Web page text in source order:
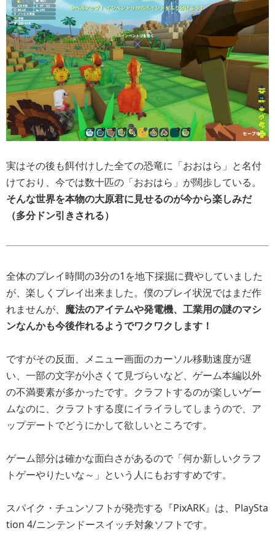
実はその後も餌付けした全ての恐竜に「おおはら」と名付
けており、今では数十匹の「おおはら」が闊歩している。
そんな世界を本物の大原君に見せるのが今から楽しみだ
（多分ドン引きされる）
全体のプレイ時間の3分の1を地下採掘に費やしていました
が、楽しくプレイ出来ました。僕のプレイ状況ではまだ作
れませんが、 魔法のアイテムや発電機、工業用の謎のマシ
ンなんかも今後作れるようでワクワクします！
ですがその反面、メニュー画面のカーソル移動速度が遅
い、一部の文字が小さくて見づらいなど、ゲーム本編以外
の不満要素が多かったです。クラフトするのが楽しいゲー
ムなのに、クラフトする度にイライラしてしまうので、ア
ップデートでどうにかして欲しいところです。
ゲーム部分は確かな面白さがあるので「何か新しいクラフ
トゲーやりたいな～」という人にもおすすめです。
スパイク・チュンソフトが発売する『PixARK』は、PlaySta
tion 4/ニンテンドースイッチ対象ソフトです。